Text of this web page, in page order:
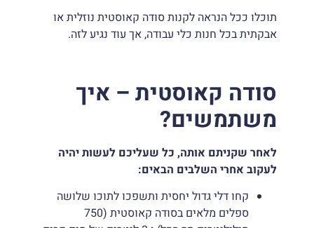
תוכלו ככל הנראה לקנות סודה קאוסטית נוזלית או
אבקתית בכל חנות כלי עבודה, אך עוד נגיע לזה.
סודה קאוסטית – איך
משתמשים?
לאחר שקניתם אותה, כל שעליכם לעשות יהיה
לעקוב אחרי השלבים הבאים:
קחו דלי גדול יחסית ותשפכו לתוכו שלושה
ספלים מלאים בסודה קאוסטית (750